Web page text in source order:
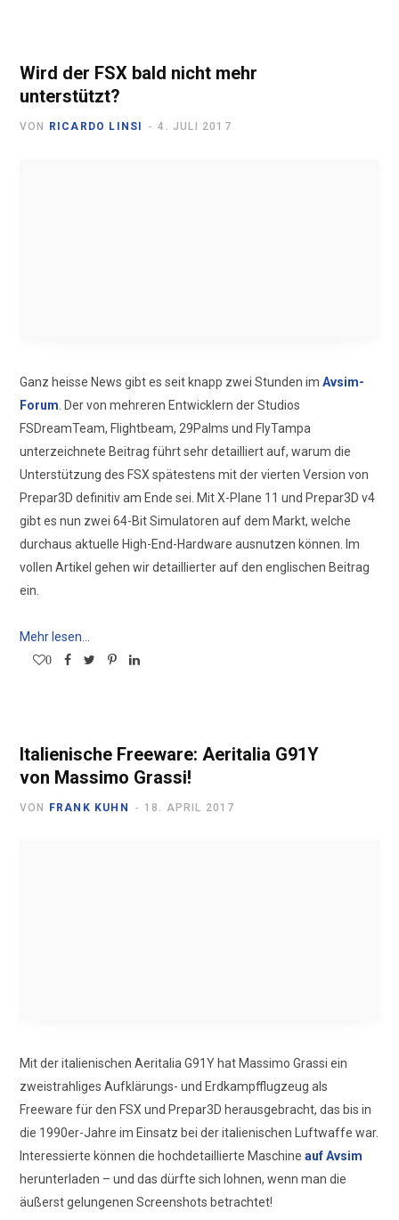
Wird der FSX bald nicht mehr
unterstützt?
VON RICARDO LINSI 4. JULI 2017
Ganz heisse News gibt es seit knapp zwei Stunden im Avsim-
Forum . Der von mehreren Entwicklern der Studios
FSDreamTeam, Flightbeam, 29Palms und FlyTampa
unterzeichnete Beitrag führt sehr detailliert auf, warum die
Unterstützung des FSX spätestens mit der vierten Version von
Prepar3D definitiv am Ende sei. Mit X-Plane 11 und Prepar3D v4
gibt es nun zwei 64-Bit Simulatoren auf dem Markt, welche
durchaus aktuelle High-End-Hardware ausnutzen können. Im
vollen Artikel gehen wir detaillierter auf den englischen Beitrag
ein.
Mehr lesen...
0
Italienische Freeware: Aeritalia G91Y
von Massimo Grassi!
VON FRANK KUHN 18. APRIL 2017
Mit der italienischen Aeritalia G91Y hat Massimo Grassi ein
zweistrahliges Aufklärungs- und Erdkampfflugzeug als
Freeware für den FSX und Prepar3D herausgebracht, das bis in
die 1990er-Jahre im Einsatz bei der italienischen Luftwaffe war.
Interessierte können die hochdetaillierte Maschine auf Avsim
herunterladen – und das dürfte sich lohnen, wenn man die
äußerst gelungenen Screenshots betrachtet!